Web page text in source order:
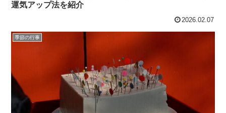
運気アップ法を紹介
2026.02.07
季節の行事